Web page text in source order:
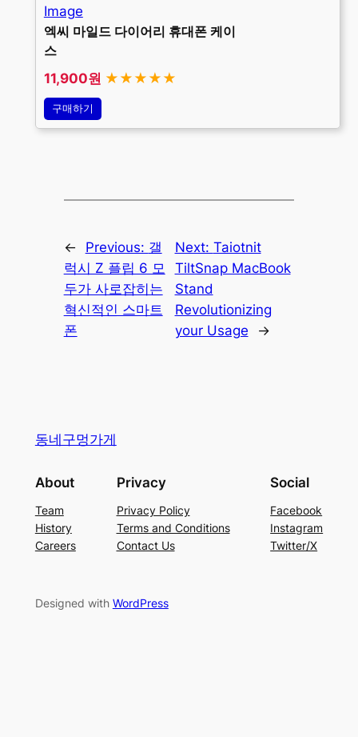
엑씨 마일드 다이어리 휴대폰 케이
스
11,900원 ★★★★★
구매하기
← Previous: 갤
럭시 Z 플립 6 모
두가 사로잡히는
혁신적인 스마트
폰
Next: Taiotnit
TiltSnap MacBook
Stand
Revolutionizing
your Usage
→
동네구멍가게
About
Team
History
Careers
Privacy
Privacy Policy
Terms and Conditions
Contact Us
Social
Facebook
Instagram
Twitter/X
Designed with WordPress